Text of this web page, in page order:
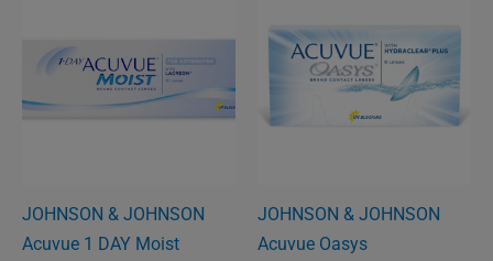
JOHNSON & JOHNSON
Acuvue 1 DAY Moist
JOHNSON & JOHNSON
Acuvue Oasys